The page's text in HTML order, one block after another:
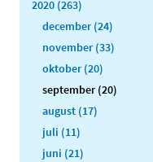
2020 (263)
december (24)
november (33)
oktober (20)
september (20)
august (17)
juli (11)
juni (21)